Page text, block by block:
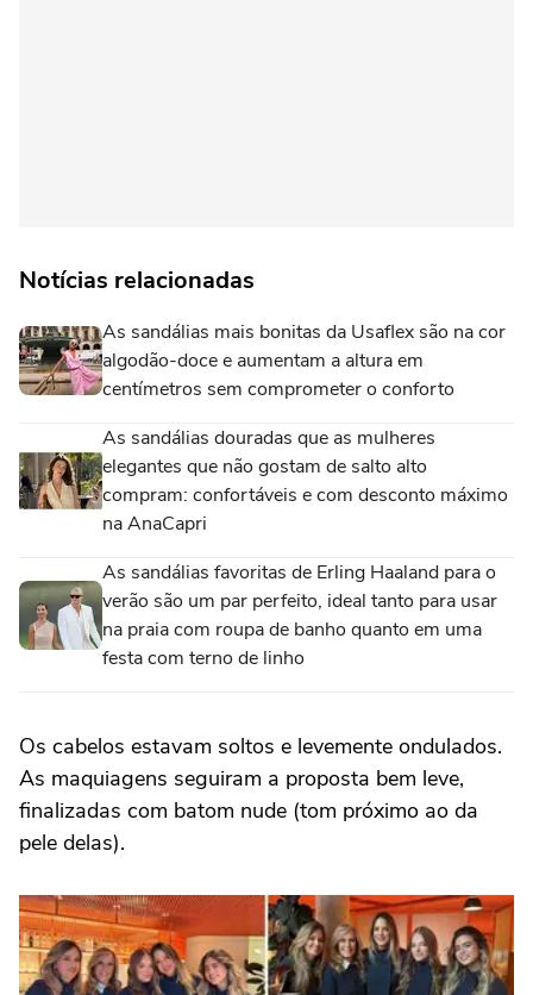
Notícias relacionadas
As sandálias mais bonitas da Usaflex são na cor
algodão-doce e aumentam a altura em
centímetros sem comprometer o conforto
As sandálias douradas que as mulheres
elegantes que não gostam de salto alto
compram: confortáveis e com desconto máximo
na AnaCapri
As sandálias favoritas de Erling Haaland para o
verão são um par perfeito, ideal tanto para usar
na praia com roupa de banho quanto em uma
festa com terno de linho
Os cabelos estavam soltos e levemente ondulados.
As maquiagens seguiram a proposta bem leve,
finalizadas com batom nude (tom próximo ao da
pele delas).